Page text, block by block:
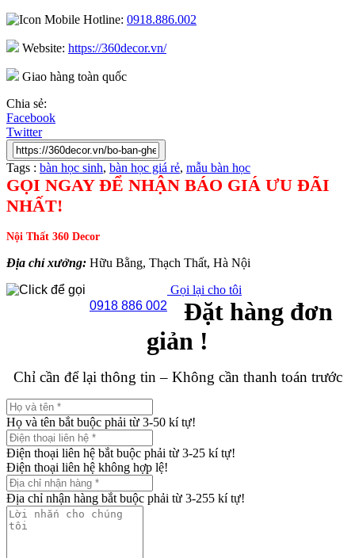
Hotline: 0918.886.002
Website: https://360decor.vn/
Giao hàng toàn quốc
Chia sẻ:
Facebook
Twitter
Tags : bàn học sinh, bàn học giá rẻ, mẫu bàn học
GỌI NGAY ĐỂ NHẬN BÁO GIÁ ƯU ĐÃI
NHẤT!
Nội Thất 360 Decor
Địa chỉ xưởng: Hữu Bằng, Thạch Thất, Hà Nội
0918 886 002
Gọi lại cho tôi
Đặt hàng đơn
giản !
Chỉ cần để lại thông tin – Không cần thanh toán trước
Họ và tên bắt buộc phải từ 3-50 kí tự!
Điện thoại liên hệ bắt buộc phải từ 3-25 kí tự!
Điện thoại liên hệ không hợp lệ!
Địa chỉ nhận hàng bắt buộc phải từ 3-255 kí tự!